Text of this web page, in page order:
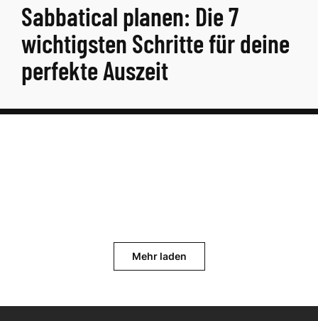
Sabbatical planen: Die 7
wichtigsten Schritte für deine
perfekte Auszeit
Mehr laden